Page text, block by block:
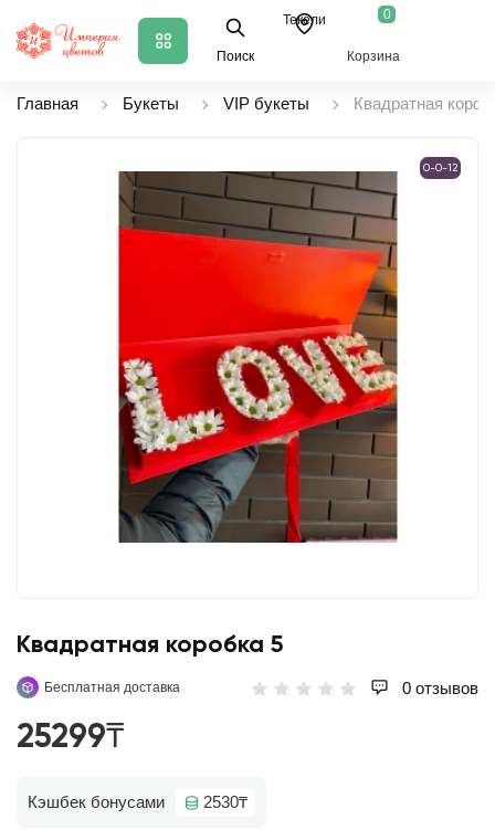
Поиск
Текели 0
Корзина
Главная Букеты VIP букеты Квадратная
0-0-12
Квадратная коробка 5
Бесплатная доставка 0 отзывов
25299₸
Кэшбек бонусами 2530₸